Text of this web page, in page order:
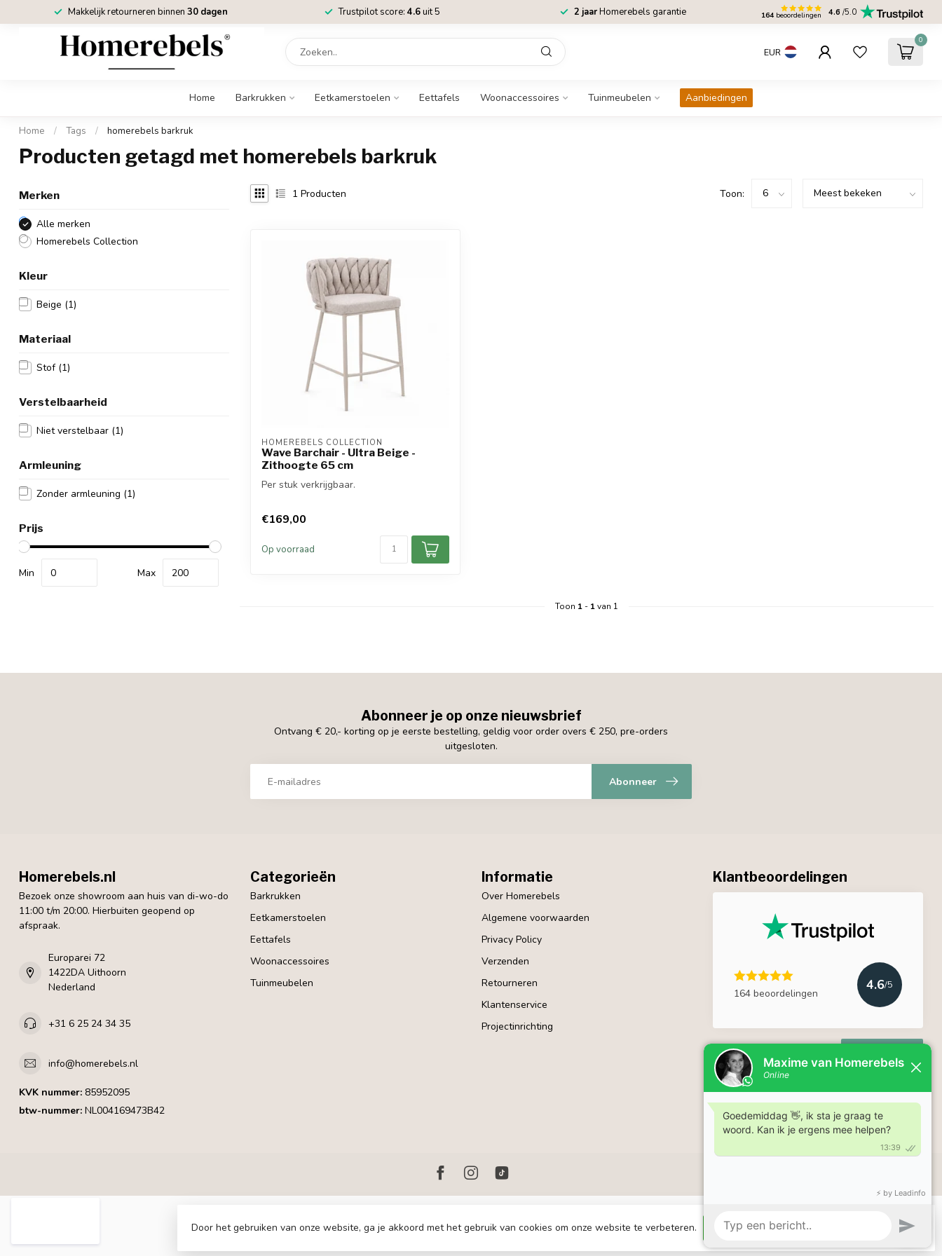
Makkelijk retourneren binnen 30 dagen Trustpilot score: 4.6uit 5 2 jaarHomerebels garantie 164 beoordelingen 4.6 /5.0
EUR
0
Home Barkrukken Eetkamerstoelen Eettafels Woonaccessoires Tuinmeubelen Aanbiedingen
Home / Tags / homerebels barkruk
Producten getagd met homerebels barkruk
Merken
Alle merken
Homerebels Collection
Kleur
Beige (1)
Materiaal
Stof (1)
Verstelbaarheid
Niet verstelbaar (1)
Armleuning
Zonder armleuning (1)
Prijs
Min Max
1 Producten Toon:
HOMEREBELS COLLECTION
Wave Barchair - Ultra Beige -
Zithoogte 65 cm
Per stuk verkrijgbaar.
€169,00
Op voorraad
Toon 1- 1van 1
Abonneer je op onze nieuwsbrief
Ontvang € 20,- korting op je eerste bestelling, geldig voor order overs € 250, pre-orders
uitgesloten.
Abonneer
Homerebels.nl
Bezoek onze showroom aan huis van di-wo-do
11:00 t/m 20:00. Hierbuiten geopend op
afspraak.
Europarei 72
1422DA Uithoorn
Nederland
+31 6 25 24 34 35
info@homerebels.nl
KVK nummer: 85952095
btw-nummer: NL004169473B42
Categorieën
Barkrukken
Eetkamerstoelen
Eettafels
Woonaccessoires
Tuinmeubelen
Informatie
Over Homerebels
Algemene voorwaarden
Privacy Policy
Verzenden
Retourneren
Klantenservice
Projectinrichting
Klantbeoordelingen
164 beoordelingen
4.6/5
© Copyright 2026 Homerebels.nl - Development:emarkable
Door het gebruiken van onze website, ga je akkoord met het gebruik van cookies om onze website te verbeteren. Dit bericht verbergen Meer over cookies »